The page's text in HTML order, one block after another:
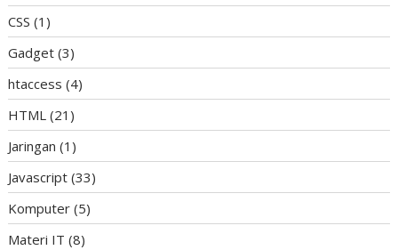
CSS (1)
Gadget (3)
htaccess (4)
HTML (21)
Jaringan (1)
Javascript (33)
Komputer (5)
Materi IT (8)